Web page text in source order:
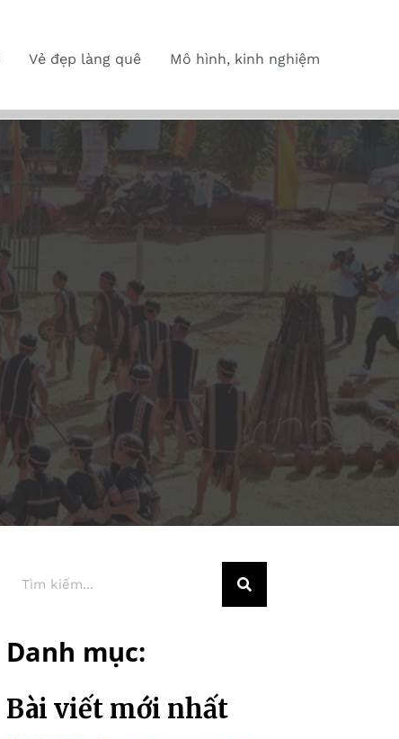
Vẻ đẹp làng quê Mô hình, kinh nghiệm
Danh mục:
Bài viết mới nhất